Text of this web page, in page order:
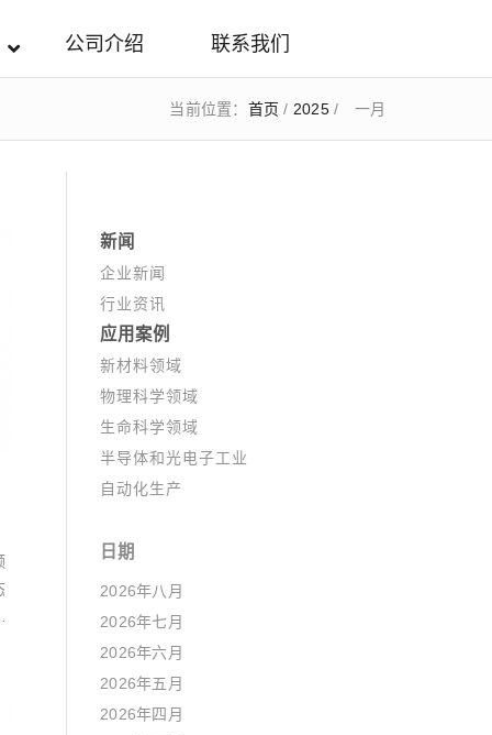
公司介绍 联系我们
当前位置： 首页 / 2025/ 一月
新闻
企业新闻
行业资讯
应用案例
新材料领域
物理科学领域
生命科学领域
半导体和光电子工业
自动化生产
日期
2026年八月
2026年七月
2026年六月
2026年五月
2026年四月